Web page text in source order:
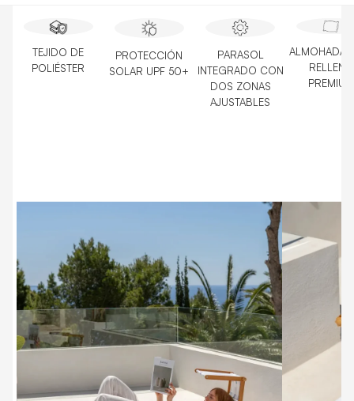
TEJIDO DE
POLIÉSTER
PROTECCIÓN
SOLAR UPF 50+
PARASOL
INTEGRADO CON
DOS ZONAS
AJUSTABLES
ALMOHADA
RELLENO
PREMIUM